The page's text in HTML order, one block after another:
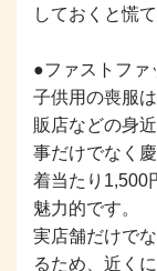
しておくと慌
●ファストファ
子供用の喪服
販店などの身
事だけでなく
着当たり1,500
魅力的です。
実店舗だけで
るため、近く